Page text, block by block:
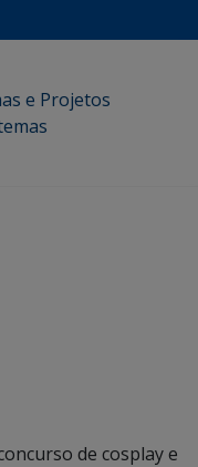
e Projetos
de cosplay e